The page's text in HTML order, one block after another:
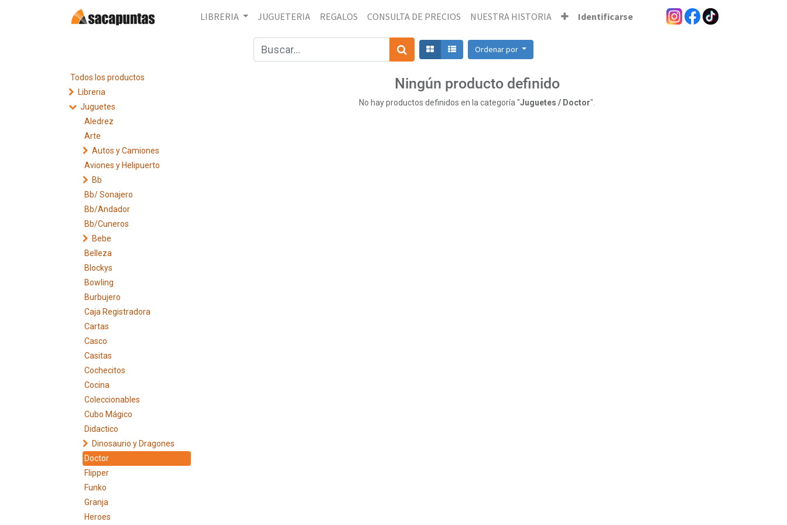
LIBRERIA JUGUETERIA REGALOS CONSULTA DE PRECIOS NUESTRA HISTORIA Identificarse
Ordenar por
Todos los productos
Libreria
Juguetes
Aledrez
Arte
Autos y Camiones
Aviones y Helipuerto
Bb
Bb/ Sonajero
Bb/Andador
Bb/Cuneros
Bebe
Belleza
Blockys
Bowling
Burbujero
Caja Registradora
Cartas
Casco
Casitas
Cochecitos
Cocina
Coleccionables
Cubo Mágico
Didactico
Dinosaurio y Dragones
Doctor
Flipper
Funko
Granja
Heroes
Ningún producto definido
No hay productos definidos en la categoría "Juguetes / Doctor".